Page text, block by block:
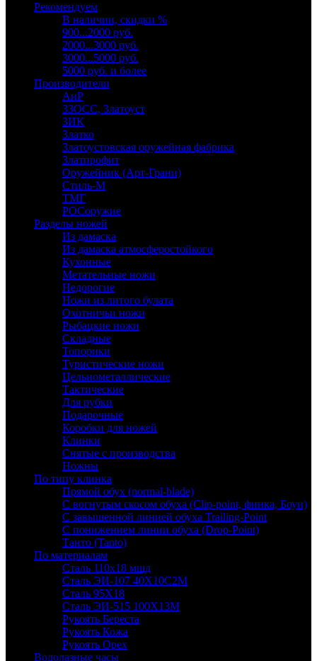
Рекомендуем
В наличии, скидки %
900...2000 руб.
2000...3000 руб.
3000...5000 руб.
5000 руб. и более
Производители
АиР
ЗЗОСС, Златоуст
ЗИК
Златко
Златоустовская оружейная фабрика
Златпрофит
Оружейник (Арт-Грани)
Стиль-М
ТМГ
РОСоружие
Разделы ножей
Из дамаска
Из дамаска атмосферостойкого
Кухонные
Метательные ножи
Недорогие
Ножи из литого булата
Охотничьи ножи
Рыбацкие ножи
Складные
Топорики
Туристические ножи
Цельнометаллические
Тактические
Для рубки
Подарочные
Коробки для ножей
Клинки
Снятые с производства
Ножны
По типу клинка
Прямой обух (normal-blade)
С вогнутым скосом обуха (Clip-point, финка, Боуи)
С завышенной линией обуха Trailing-Point
С понижением линии обуха (Drop-Point)
Танто (Tanto)
По материалам
Сталь 110х18 мшд
Сталь ЭИ-107 40Х10С2М
Сталь 95Х18
Сталь ЭИ-515 100Х13М
Рукоять Береста
Рукоять Кожа
Рукоять Орех
Водолазные часы